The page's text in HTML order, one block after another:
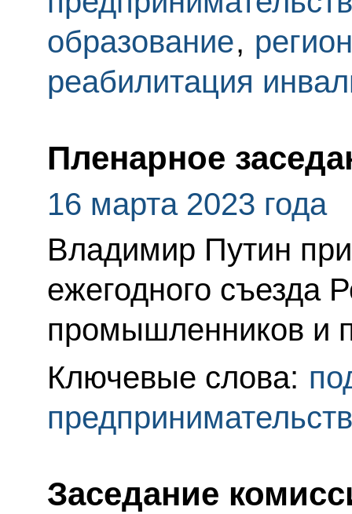
образование,
реабилитация
Пленарное
16 марта 2023 года
Владимир Путин
ежегодного съезда
промышленников и
Ключевые слова:
Заседание